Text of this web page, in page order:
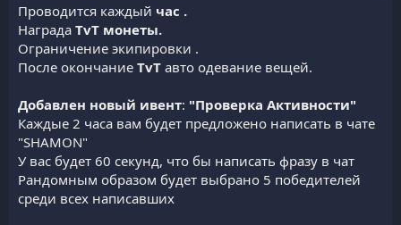
Проводится каждый час .
Награда TvT монеты.
Ограничение экипировки .
После окончание TvT авто одевание вещей.
Добавлен новый ивент: "Проверка Активности"
Каждые 2 часа вам будет предложено написать в чате
"SHAMON"
У вас будет 60 секунд, что бы написать фразу в чат
Рандомным образом будет выбрано 5 победителей
среди всех написавших